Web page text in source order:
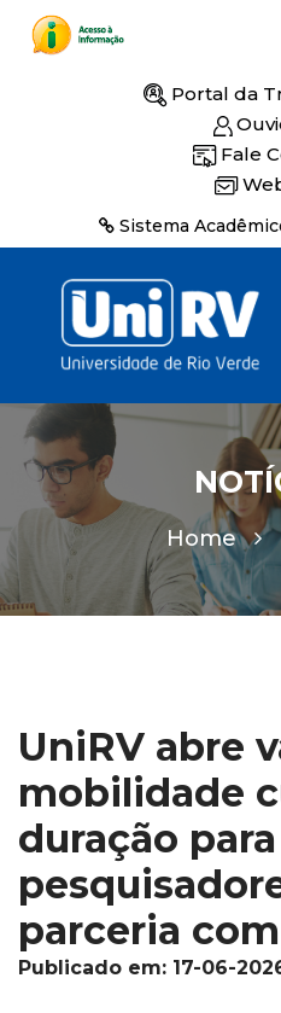
Portal da
Fale
Sistema
Home
UniRV abre
mobilidade
duração para
parceria com
Publicado em: 17-06-